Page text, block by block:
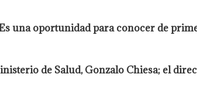
una oportunidad para conocer de
de Salud, Gonzalo Chiesa; el